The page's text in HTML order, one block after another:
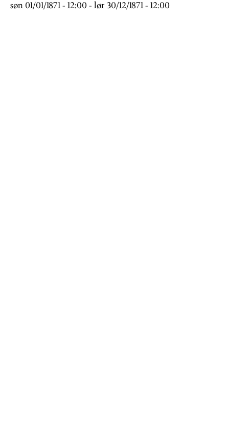
søn 01/01/1871 - 12:00 - lør 30/12/1871 - 12:00